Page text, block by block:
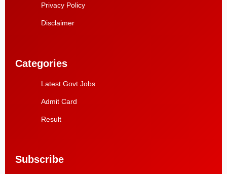
Privacy Policy
Disclaimer
Categories
Latest Govt Jobs
Admit Card
Result
Subscribe